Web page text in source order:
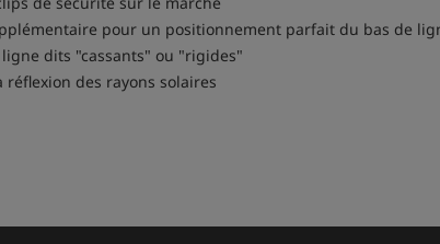
pour un positionnement parfait du bas de
dits "cassants" ou "rigides"
des rayons solaires